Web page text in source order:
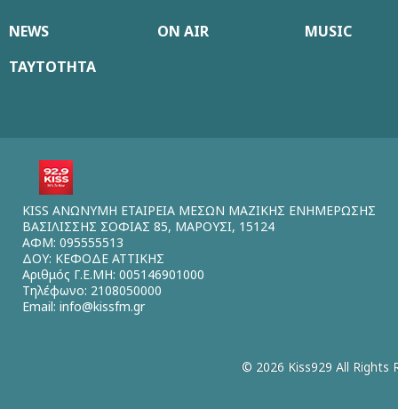
NEWS ON AIR
MUSIC
ΤΑΥΤΟΤΗΤΑ
KISS ΑΝΩΝΥΜΗ ΕΤΑΙΡΕΙΑ ΜΕΣΩΝ ΜΑΖΙΚΗΣ ΕΝΗΜΕΡΩΣΗΣ
ΒΑΣΙΛΙΣΣΗΣ ΣΟΦΙΑΣ 85, ΜΑΡΟΥΣΙ, 15124
ΑΦΜ: 095555513
ΔΟΥ: ΚΕΦΟΔΕ ΑΤΤΙΚΗΣ
Αριθμός Γ.Ε.ΜΗ: 005146901000
Τηλέφωνο: 2108050000
Email: info@kissfm.gr
© 2026 Kiss929 All Rights